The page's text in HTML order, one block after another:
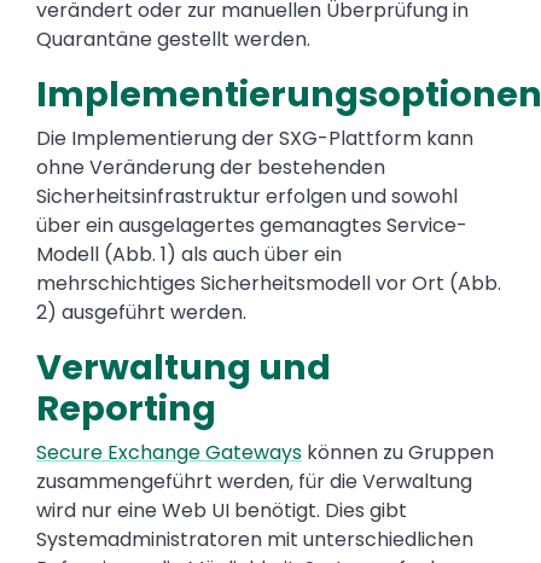
verändert oder zur manuellen Überprüfung in
Quarantäne gestellt werden.
Implementierungsoptionen
Die Implementierung der SXG-Plattform kann
ohne Veränderung der bestehenden
Sicherheitsinfrastruktur erfolgen und sowohl
über ein ausgelagertes gemanagtes Service-
Modell (Abb. 1) als auch über ein
mehrschichtiges Sicherheitsmodell vor Ort (Abb.
2) ausgeführt werden.
Verwaltung und
Reporting
Secure Exchange Gateways können zu Gruppen
zusammengeführt werden, für die Verwaltung
wird nur eine Web UI benötigt. Dies gibt
Systemadministratoren mit unterschiedlichen